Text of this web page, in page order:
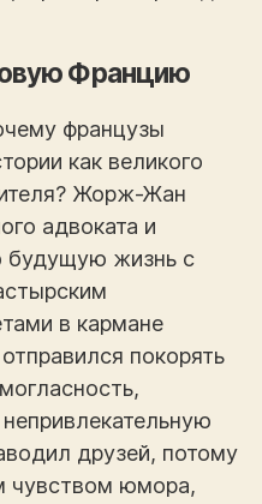
Францию
французы
как великого
Жорж-Жан
адвоката и
будущую жизнь с
в кармане
покорять
друзей, потому
чувством юмора,